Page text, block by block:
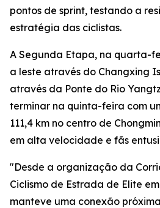
pontos de sprint, testando a
estratégia das ciclistas.
A Segunda Etapa, na quarta-
a leste através do Changxing
através da Ponte do Rio
terminar na quinta-feira com
111,4 km no centro de
em alta velocidade e fãs
"Desde a organização da
Ciclismo de Estrada de Elite
manteve uma conexão